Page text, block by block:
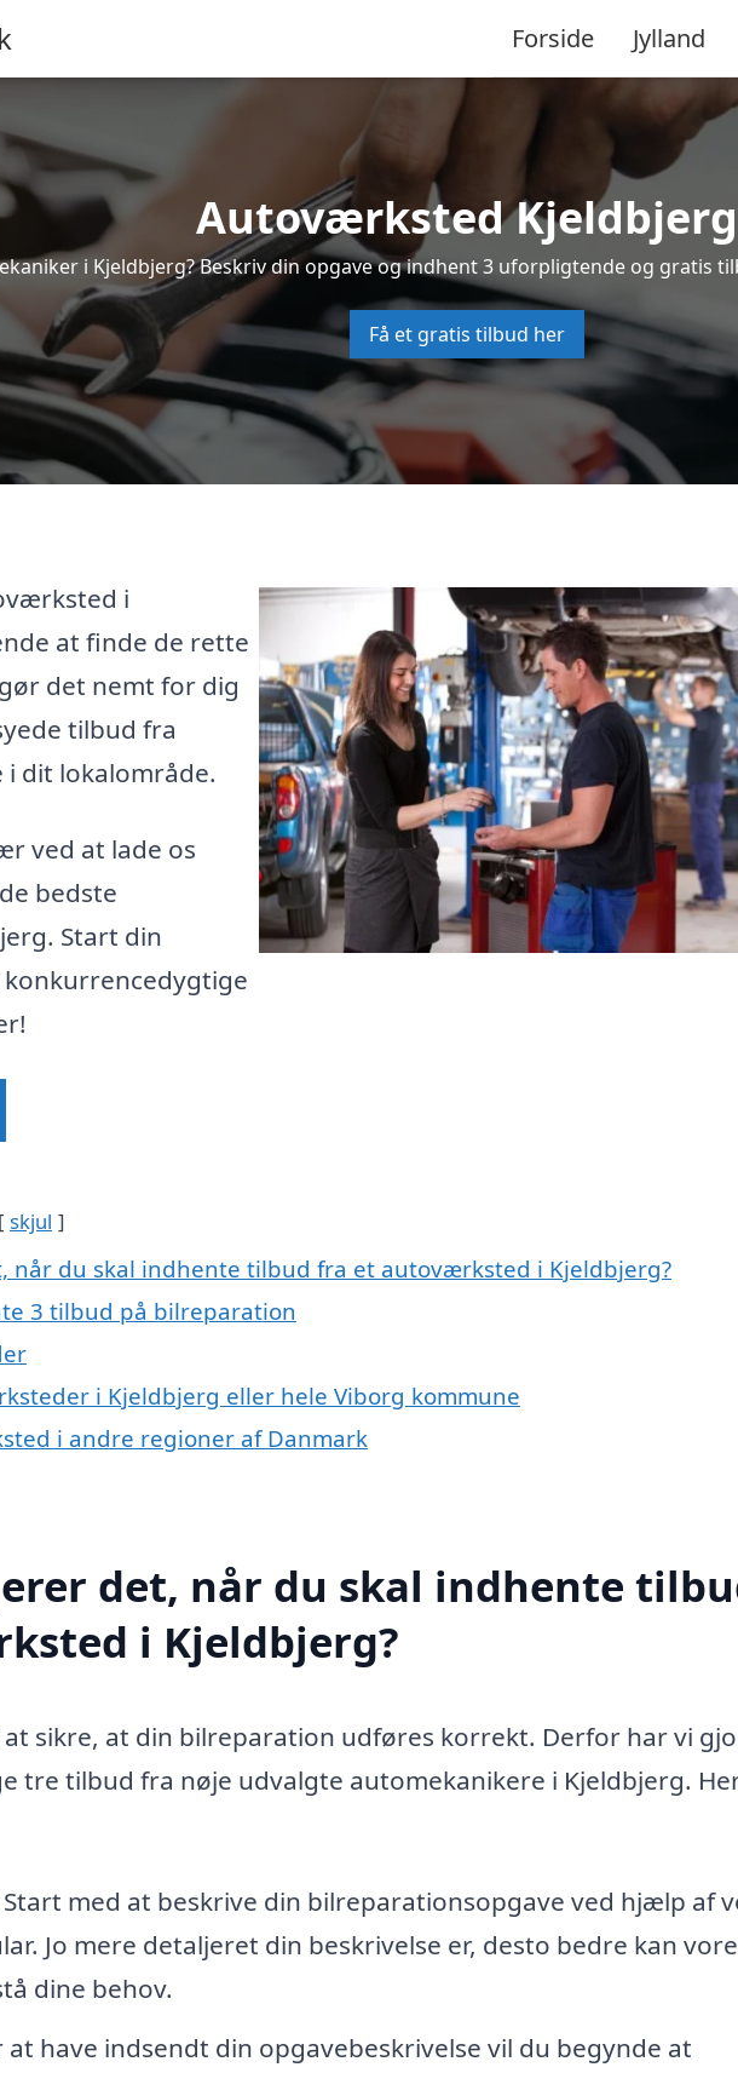
Forside Jylland
Autoværksted Kjeldbjerg
i Kjeldbjerg? Beskriv din opgave og indhent 3 uforpligtende og gratis
Få et gratis tilbud her
i
at finde de rette
det nemt for dig
tilbud fra
dit lokalområde.
ved at lade os
bedste
Start din
skjul
når du skal indhente tilbud fra et autoværksted i Kjeldbjerg?
3 tilbud på bilreparation
i Kjeldbjerg eller hele Viborg kommune
i andre regioner af Danmark
det, når du skal indhente
i Kjeldbjerg?
sikre, at din bilreparation udføres korrekt. Derfor har vi
tre tilbud fra nøje udvalgte automekanikere i Kjeldbjerg.
med at beskrive din bilreparationsopgave ved hjælp af
Jo mere detaljeret din beskrivelse er, desto bedre kan
dine behov.
at have indsendt din opgavebeskrivelse vil du begynde at